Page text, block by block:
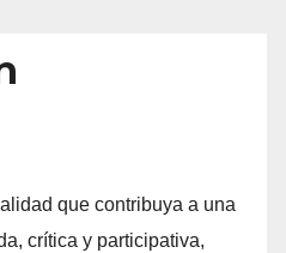
que contribuya a una
crítica y participativa,